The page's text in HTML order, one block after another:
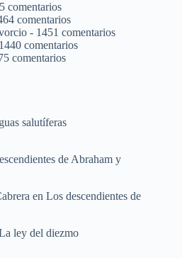
comentarios
comentarios
- 1451 comentarios
comentarios
comentarios
salutíferas
de Abraham y
en Los descendientes de
ley del diezmo